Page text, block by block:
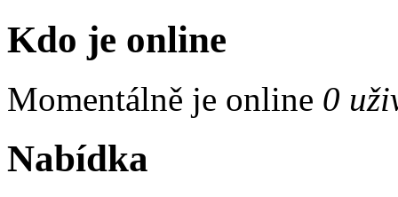
Kdo je online
Momentálně je online 0
Nabídka